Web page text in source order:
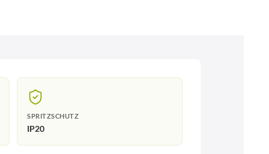
SPRITZSCHUTZ
IP20